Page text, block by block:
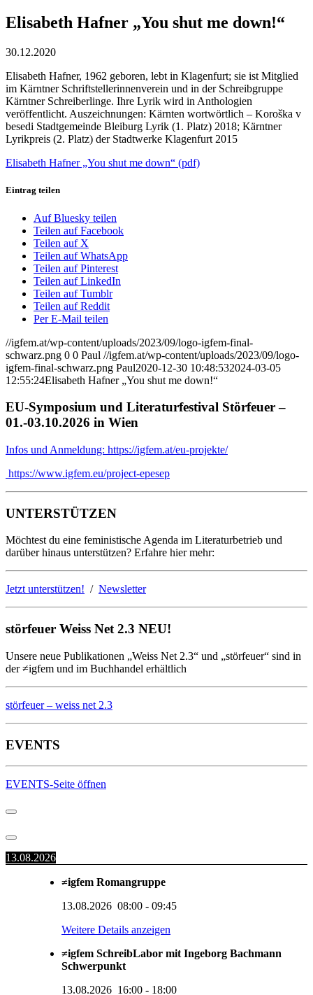
Elisabeth Hafner „You shut me down!“
30.12.2020
Elisabeth Hafner, 1962 geboren, lebt in Klagenfurt; sie ist Mitglied
im Kärntner Schriftstellerinnenverein und in der Schreibgruppe
Kärntner Schreiberlinge. Ihre Lyrik wird in Anthologien
veröffentlicht. Auszeichnungen: Kärnten wortwörtlich – Koroška v
besedi Stadtgemeinde Bleiburg Lyrik (1. Platz) 2018; Kärntner
Lyrikpreis (2. Platz) der Stadtwerke Klagenfurt 2015
Elisabeth Hafner „You shut me down“ (pdf)
Eintrag teilen
Auf Bluesky teilen
Teilen auf Facebook
Teilen auf X
Teilen auf WhatsApp
Teilen auf Pinterest
Teilen auf LinkedIn
Teilen auf Tumblr
Teilen auf Reddit
Per E-Mail teilen
//igfem.at/wp-content/uploads/2023/09/logo-igfem-final-
schwarz.png 0 0 Paul //igfem.at/wp-content/uploads/2023/09/logo-
igfem-final-schwarz.png Paul2020-12-30 10:48:532024-03-05
12:55:24Elisabeth Hafner „You shut me down!“
EU-Symposium und Literaturfestival Störfeuer –
01.-03.10.2026 in Wien
Infos und Anmeldung: https://igfem.at/eu-projekte/
https://www.igfem.eu/project-epesep
UNTERSTÜTZEN
Möchtest du eine feministische Agenda im Literaturbetrieb und
darüber hinaus unterstützen? Erfahre hier mehr:
Jetzt unterstützen! / Newsletter
störfeuer Weiss Net 2.3 NEU!
Unsere neue Publikationen „Weiss Net 2.3“ und „störfeuer“ sind in
der ≠igfem und im Buchhandel erhältlich
störfeuer – weiss net 2.3
EVENTS
EVENTS-Seite öffnen
13.08.2026
≠igfem Romangruppe
13.08.2026 08:00 - 09:45
Weitere Details anzeigen
≠igfem SchreibLabor mit Ingeborg Bachmann
Schwerpunkt
13.08.2026 16:00 - 18:00